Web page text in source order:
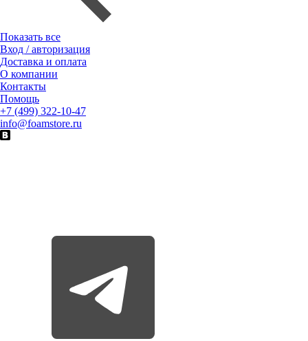
Показать все
Вход / авторизация
Доставка и оплата
О компании
Контакты
Помощь
+7 (499) 322-10-47
info@foamstore.ru